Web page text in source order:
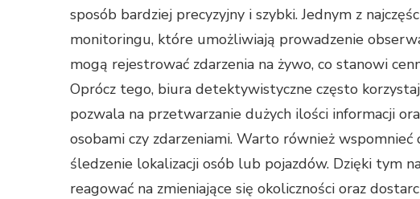
sposób bardziej precyzyjny i szybki. Jednym z
monitoringu, które umożliwiają prowadzenie
mogą rejestrować zdarzenia na żywo, co stanowi
Oprócz tego, biura detektywistyczne często
pozwala na przetwarzanie dużych ilości informacji
osobami czy zdarzeniami. Warto również
śledzenie lokalizacji osób lub pojazdów. Dzięki tym
reagować na zmieniające się okoliczności oraz